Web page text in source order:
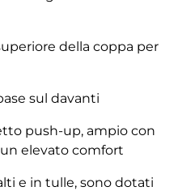
della coppa per
sul davanti
push-up, ampio con
elevato comfort
e in tulle, sono dotati